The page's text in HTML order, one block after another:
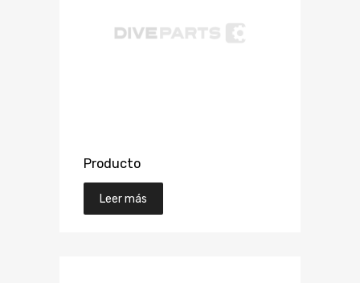
Producto
Leer más